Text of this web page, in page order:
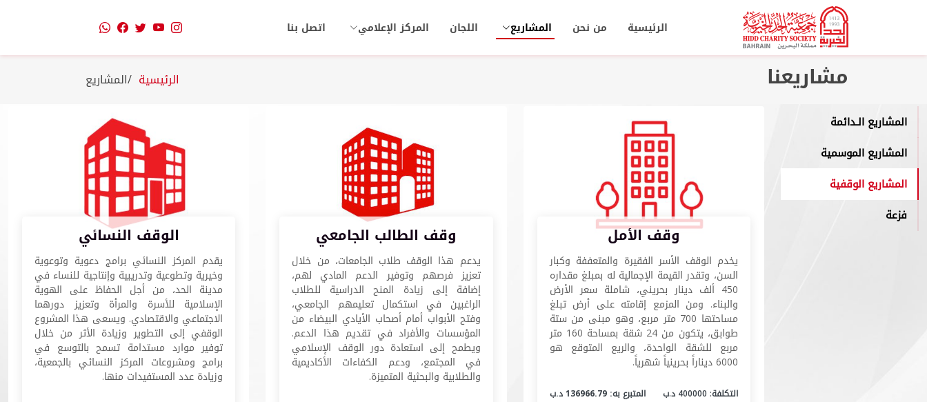
الرئيسية من نحن المشاريع اللجان المركز الإعلامي اتصل بنا
مشاريعنا الرئيسية المشاريع
المشاريع الـدائمة
المشاريع الموسمية
المشاريع الوقفية
فزعة
وقف الأمل
يخدم الوقف الأسر الفقيرة والمتعففة وكبار
السن، وتقدر القيمة الإجمالية له بمبلغ مقداره
450 ألف دينار بحريني، شاملة سعر الأرض
والبناء. ومن المزمع إقامته على أرض تبلغ
مساحتها 700 متر مربع، وهو مبنى من ستة
طوابق، يتكون من 24 شقة بمساحة 160 متر
مربع للشقة الواحدة، والريع المتوقع هو
6000 ديناراً بحرينياً شهرياً.
التكلفة: 400000 د.ب
المتبرع به: 136966.79 د.ب
وقف الطالب الجامعي
يدعم هذا الوقف طلاب الجامعات، من خلال
تعزيز فرصهم وتوفير الدعم المادي لهم،
إضافة إلى زيادة المنح الدراسية للطلاب
الراغبين في استكمال تعليمهم الجامعي،
وفتح الأبواب أمام أصحاب الأيادي البيضاء من
المؤسسات والأفراد في تقديم هذا الدعم.
ويطمح إلى استعادة دور الوقف الإسلامي
في المجتمع، ودعم الكفاءات الأكاديمية
والطلابية والبحثية المتميزة.
الوقف النسائي
يقدم المركز النسائي برامج دعوية وتوعوية
وخيرية وتطوعية وتدريبية وإنتاجية للنساء في
مدينة الحد، من أجل الحفاظ على الهوية
الإسلامية للأسرة والمرأة وتعزيز دورهما
الاجتماعي والاقتصادي. ويسعى هذا المشروع
الوقفي إلى التطوير وزيادة الأثر من خلال
توفير موارد مستدامة تسمح بالتوسع في
برامج ومشروعات المركز النسائي بالجمعية،
وزيادة عدد المستفيدات منها.